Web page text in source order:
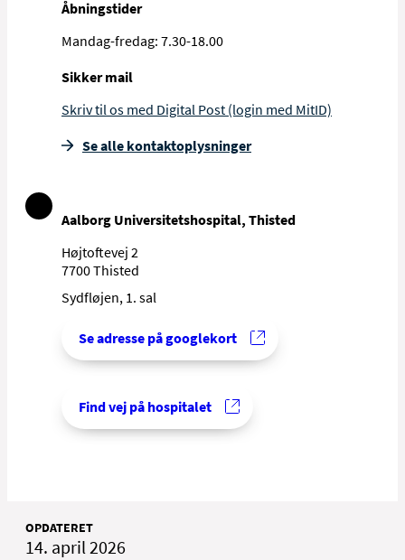
Åbningstider
Mandag-fredag: 7.30-18.00
Sikker mail
Skriv til os med Digital Post (login med MitID)
Se alle kontakt­oplysninger
Aalborg Universitetshospital, Thisted
Højtoftevej 2
7700 Thisted
Sydfløjen, 1. sal
Se adresse på googlekort
Find vej på hospitalet
OPDATERET
14. april 2026